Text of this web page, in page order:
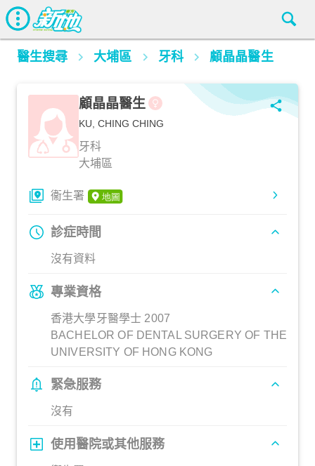
醫生搜尋 大埔區 牙科 顧晶晶醫生
顧晶晶醫生
KU, CHING CHING
牙科
大埔區
衞生署
診症時間
沒有資料
專業資格
香港大學牙醫學士 2007
BACHELOR OF DENTAL SURGERY OF THE
UNIVERSITY OF HONG KONG
緊急服務
沒有
使用醫院或其他服務